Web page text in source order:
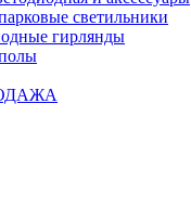
светильники
гирлянды